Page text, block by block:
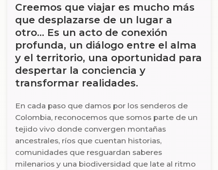
Creemos que viajar es mucho más
que desplazarse de un lugar a
otro... Es un acto de conexión
profunda, un diálogo entre el alma
y el territorio, una oportunidad para
despertar la conciencia y
transformar realidades.
En cada paso que damos por los senderos de
Colombia, reconocemos que somos parte de un
tejido vivo donde convergen montañas
ancestrales, ríos que cuentan historias,
comunidades que resguardan saberes
milenarios y una biodiversidad que late al ritmo